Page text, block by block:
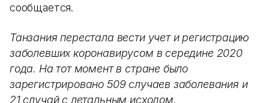
сообщается.
Танзания перестала вести учет и регистрацию
заболевших коронавирусом в середине 2020
года. На тот момент в стране было
зарегистрировано 509 случаев заболевания и
21 случай с летальным исходом.